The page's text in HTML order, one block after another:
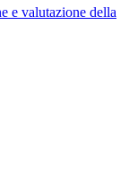
e valutazione della